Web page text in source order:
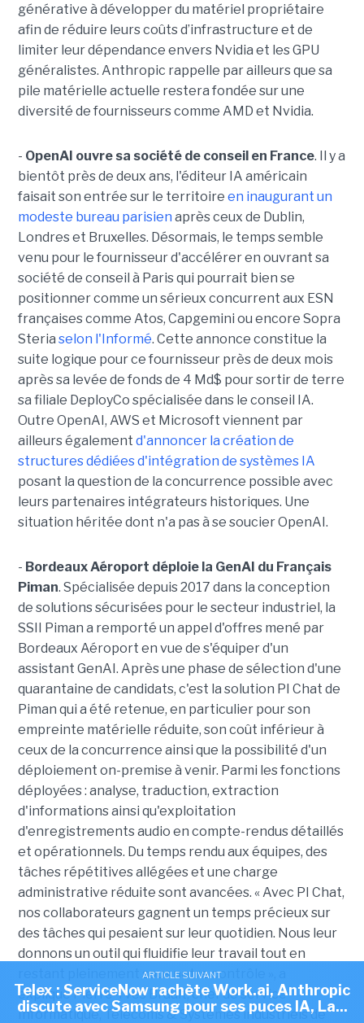
générative à développer du matériel propriétaire
afin de réduire leurs coûts d’infrastructure et de
limiter leur dépendance envers Nvidia et les GPU
généralistes. Anthropic rappelle par ailleurs que sa
pile matérielle actuelle restera fondée sur une
diversité de fournisseurs comme AMD et Nvidia.
- OpenAI ouvre sa société de conseil en France. Il y a
bientôt près de deux ans, l'éditeur IA américain
faisait son entrée sur le territoire en inaugurant un
modeste bureau parisien après ceux de Dublin,
Londres et Bruxelles. Désormais, le temps semble
venu pour le fournisseur d'accélérer en ouvrant sa
société de conseil à Paris qui pourrait bien se
positionner comme un sérieux concurrent aux ESN
françaises comme Atos, Capgemini ou encore Sopra
Steria selon l'Informé. Cette annonce constitue la
suite logique pour ce fournisseur près de deux mois
après sa levée de fonds de 4 Md$ pour sortir de terre
sa filiale DeployCo spécialisée dans le conseil IA.
Outre OpenAI, AWS et Microsoft viennent par
ailleurs également d'annoncer la création de
structures dédiées d'intégration de systèmes IA
posant la question de la concurrence possible avec
leurs partenaires intégrateurs historiques. Une
situation héritée dont n'a pas à se soucier OpenAI.
- Bordeaux Aéroport déploie la GenAI du Français
Piman. Spécialisée depuis 2017 dans la conception
de solutions sécurisées pour le secteur industriel, la
SSII Piman a remporté un appel d'offres mené par
Bordeaux Aéroport en vue de s'équiper d'un
assistant GenAI. Après une phase de sélection d'une
quarantaine de candidats, c'est la solution PI Chat de
Piman qui a été retenue, en particulier pour son
empreinte matérielle réduite, son coût inférieur à
ceux de la concurrence ainsi que la possibilité d'un
déploiement on-premise à venir. Parmi les fonctions
déployées : analyse, traduction, extraction
d'informations ainsi qu'exploitation
d'enregistrements audio en compte-rendus détaillés
et opérationnels. Du temps rendu aux équipes, des
tâches répétitives allégées et une charge
administrative réduite sont avancées. « Avec PI Chat,
nos collaborateurs gagnent un temps précieux sur
des tâches qui pesaient sur leur quotidien. Nous leur
donnons un outil qui fluidifie leur travail tout en
restant pleinement sous notre contrôle », a
expliqué Pierre-Yves Brault, chef de service
Informatique, Télécoms & Systèmes industriels de
ARTICLE SUIVANT
Telex : ServiceNow rachète Work.ai, Anthropic
discute avec Samsung pour ses puces IA, La...